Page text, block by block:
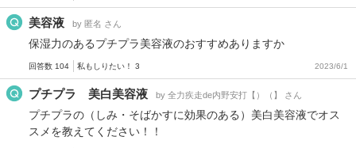
美容液 by 匿名 さん
保湿力のあるプチプラ美容液のおすすめありますか
回答数 104 私もしりたい！ 3 2023/6/1
プチプラ 美白美容液 by 全力疾走de内野安打【）（】 さん
プチプラの（しみ・そばかすに効果のある）美白美容液でオス
スメを教えてください！！